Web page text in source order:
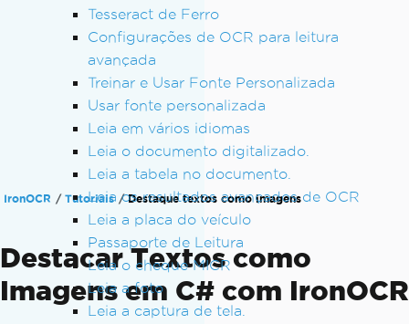
Tesseract de Ferro
Configurações de OCR para leitura
avançada
Treinar e Usar Fonte Personalizada
Usar fonte personalizada
Leia em vários idiomas
Leia o documento digitalizado.
Leia a tabela no documento.
Leia os resultados avançados de OCR
Leia a placa do veículo
Passaporte de Leitura
Leia o cheque MICR
Leia a foto
Leia a captura de tela.
IronOCR Tutoriais Destaque textos como imagens
Destacar Textos como
Imagens em C# com IronOCR